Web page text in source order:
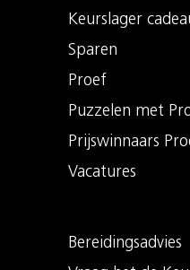
Keurslager
Sparen
Proef
Puzzelen met
Prijswinnaars
Vacatures
Bereidingsadvies